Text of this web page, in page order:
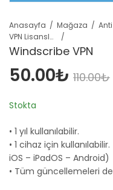
Anasayfa Mağaza
VPN Lisansları
Windscribe VPN
50.00₺ 110.00₺
Stokta
• 1 yıl kullanılabilir.
• 1 cihaz için
iOS – iPadOS – Android)
• Tüm güncellemeleri